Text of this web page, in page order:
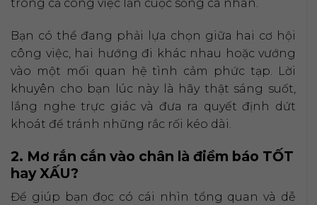
trong cả công việc lẫn cuộc sống cá nhân.
Bạn có thể đang phải lựa chọn giữa hai cơ hội
công việc, hai hướng đi khác nhau hoặc vướng
vào một mối quan hệ tình cảm phức tạp. Lời
khuyên cho bạn lúc này là hãy thật sáng suốt,
lắng nghe trực giác và đưa ra quyết định dứt
khoát để tránh những rắc rối kéo dài.
2. Mơ rắn cắn vào chân là điềm báo TỐT
hay XẤU?
Để giúp bạn đọc có cái nhìn tổng quan và dễ